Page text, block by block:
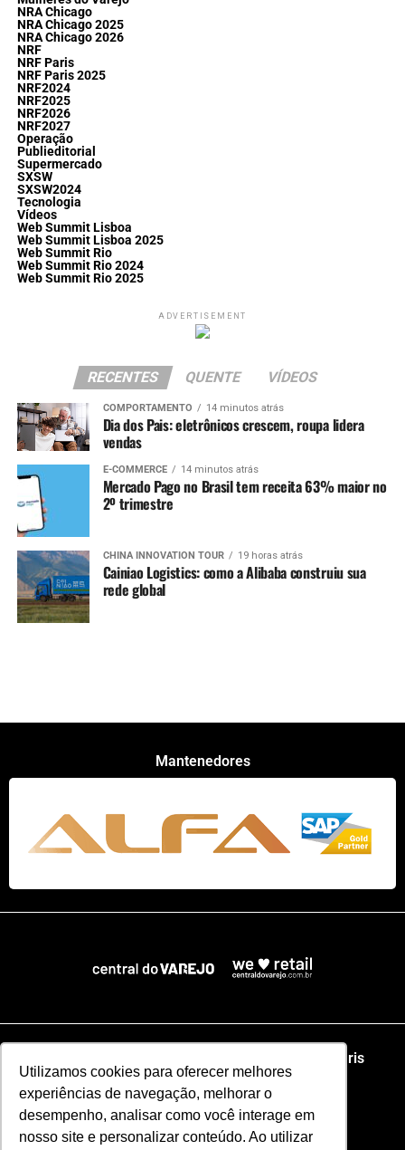
Utilizamos cookies para oferecer melhores
experiências de navegação, melhorar o
desempenho, analisar como você interage em
nosso site e personalizar conteúdo. Ao utilizar
NRA Chicago
NRA Chicago 2025
NRA Chicago 2026
NRF
NRF Paris
NRF Paris 2025
NRF2024
NRF2025
NRF2026
NRF2027
Operação
Publieditorial
Supermercado
SXSW
SXSW2024
Tecnologia
Vídeos
Web Summit Lisboa
Web Summit Lisboa 2025
Web Summit Rio
Web Summit Rio 2024
Web Summit Rio 2025
ADVERTISEMENT
RECENTES QUENTE VÍDEOS
COMPORTAMENTO 14 minutos atrás
Dia dos Pais: eletrônicos crescem, roupa lidera
vendas
E-COMMERCE 14 minutos atrás
Mercado Pago no Brasil tem receita 63% maior no
2º trimestre
CHINA INNOVATION TOUR 19 horas atrás
Cainiao Logistics: como a Alibaba construiu sua
rede global
Mantenedores
NRF Paris
Web Summit Lisboa Web Summit Rio
Especial NRF2026